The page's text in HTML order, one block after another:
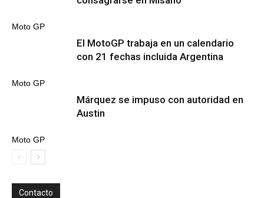
Moto GP
Moto GP
El MotoGP trabaja en un calendario
con 21 fechas incluida Argentina
Moto GP
Márquez se impuso con autoridad en
Austin
Contacto